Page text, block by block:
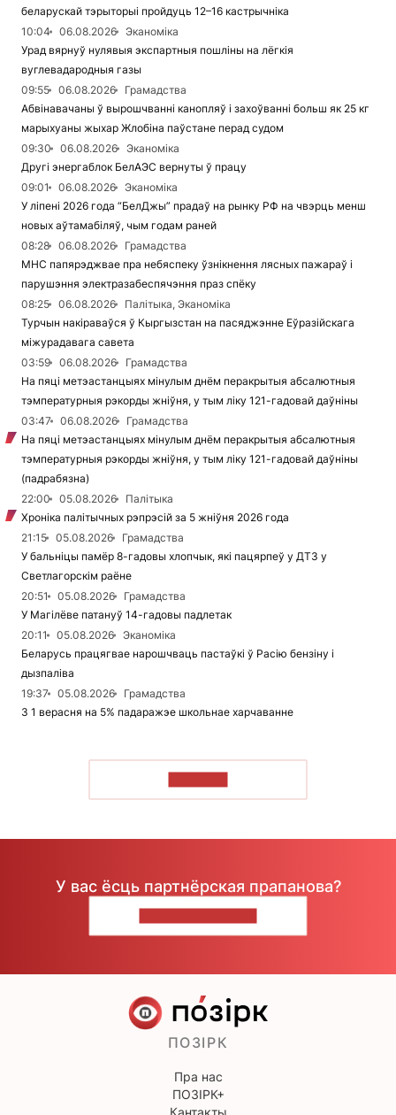
беларускай тэрыторыі пройдуць 12–16 кастрычніка
10:04
06.08.2026
Эканоміка
Урад вярнуў нулявыя экспартныя пошліны на лёгкія
вуглевадародныя газы
09:55
06.08.2026
Грамадства
Абвінавачаны ў вырошчванні канопляў і захоўванні больш як 25 кг
марыхуаны жыхар Жлобіна паўстане перад судом
09:30
06.08.2026
Эканоміка
Другі энергаблок БелАЭС вернуты ў працу
09:01
06.08.2026
Эканоміка
У ліпені 2026 года “БелДжы” прадаў на рынку РФ на чвэрць менш
новых аўтамабіляў, чым годам раней
08:28
06.08.2026
Грамадства
МНС папярэджвае пра небяспеку ўзнікнення лясных пажараў і
парушэння электразабеспячэння праз спёку
08:25
06.08.2026
Палітыка, Эканоміка
Турчын накіраваўся ў Кыргызстан на пасяджэнне Еўразійскага
міжурадавага савета
03:59
06.08.2026
Грамадства
На пяці метэастанцыях мінулым днём перакрытыя абсалютныя
тэмпературныя рэкорды жніўня, у тым ліку 121-гадовай даўніны
03:47
06.08.2026
Грамадства
На пяці метэастанцыях мінулым днём перакрытыя абсалютныя
тэмпературныя рэкорды жніўня, у тым ліку 121-гадовай даўніны
(падрабязна)
22:00
05.08.2026
Палітыка
Хроніка палітычных рэпрэсій за 5 жніўня 2026 года
21:15
05.08.2026
Грамадства
У бальніцы памёр 8-гадовы хлопчык, які пацярпеў у ДТЗ у
Светлагорскім раёне
20:51
05.08.2026
Грамадства
У Магілёве патануў 14-гадовы падлетак
20:11
05.08.2026
Эканоміка
Беларусь працягвае нарошчваць пастаўкі ў Расію бензіну і
дызпаліва
19:37
05.08.2026
Грамадства
З 1 верасня на 5% падаражэе школьнае харчаванне
У вас ёсць партнёрская прапанова?
ПОЗІРК
Пра нас
ПОЗІРК+
Кантакты